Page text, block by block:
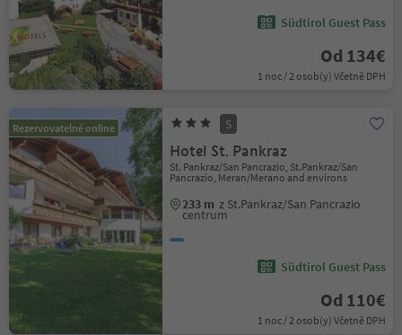
Südtirol Guest Pass
Od 134€
1 noc / 2 osob(y) Včetně DPH
Rezervovatelné online S
Hotel St. Pankraz
St. Pankraz/San Pancrazio, St.Pankraz/San
Pancrazio, Meran/Merano and environs
233 m z St.Pankraz/San Pancrazio
centrum
Südtirol Guest Pass
Od 110€
1 noc / 2 osob(y) Včetně DPH